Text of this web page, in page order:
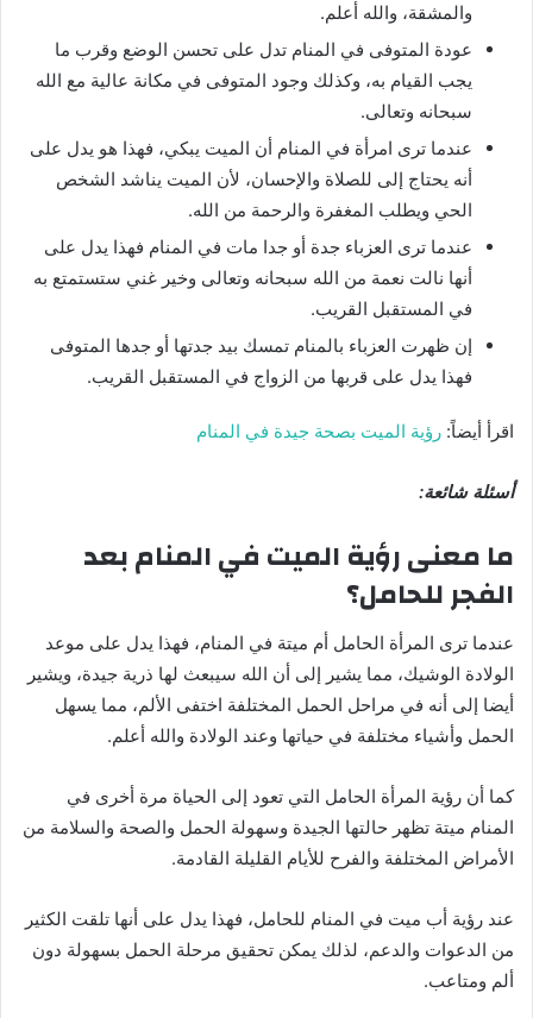
والمشقة، والله أعلم.
عودة المتوفى في المنام تدل على تحسن الوضع وقرب ما
يجب القيام به، وكذلك وجود المتوفى في مكانة عالية مع الله
سبحانه وتعالى.
عندما ترى امرأة في المنام أن الميت يبكي، فهذا هو يدل على
أنه يحتاج إلى للصلاة والإحسان، لأن الميت يناشد الشخص
الحي ويطلب المغفرة والرحمة من الله.
عندما ترى العزباء جدة أو جدا مات في المنام فهذا يدل على
أنها نالت نعمة من الله سبحانه وتعالى وخير غني ستستمتع به
في المستقبل القريب.
إن ظهرت العزباء بالمنام تمسك بيد جدتها أو جدها المتوفى
فهذا يدل على قربها من الزواج في المستقبل القريب.
اقرأ أيضاً: رؤية الميت بصحة جيدة في المنام
أسئلة شائعة:
ما معنى رؤية الميت في المنام بعد
الفجر للحامل؟
عندما ترى المرأة الحامل أم ميتة في المنام، فهذا يدل على موعد
الولادة الوشيك، مما يشير إلى أن الله سيبعث لها ذرية جيدة، ويشير
أيضا إلى أنه في مراحل الحمل المختلفة اختفى الألم، مما يسهل
الحمل وأشياء مختلفة في حياتها وعند الولادة والله أعلم.
كما أن رؤية المرأة الحامل التي تعود إلى الحياة مرة أخرى في
المنام ميتة تظهر حالتها الجيدة وسهولة الحمل والصحة والسلامة من
الأمراض المختلفة والفرح للأيام القليلة القادمة.
عند رؤية أب ميت في المنام للحامل، فهذا يدل على أنها تلقت الكثير
من الدعوات والدعم، لذلك يمكن تحقيق مرحلة الحمل بسهولة دون
ألم ومتاعب.